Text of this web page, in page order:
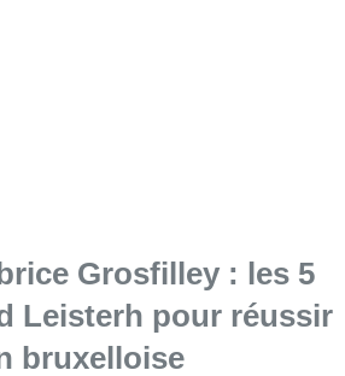
Grosfilley : les 5
Leisterh pour réussir
bruxelloise